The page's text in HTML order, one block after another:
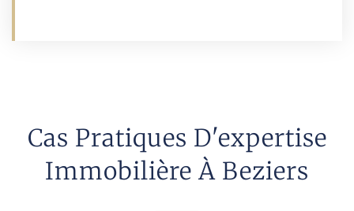
Cas Pratiques D'expertise
Immobilière À Beziers